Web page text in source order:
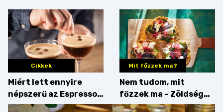
Cikkek
Miért lett ennyire
népszerű az Espresso
Martini – és mit
Mit főzzek ma?
Nem tudom, mit
főzzek ma – Zöldség
minden mennyiségben